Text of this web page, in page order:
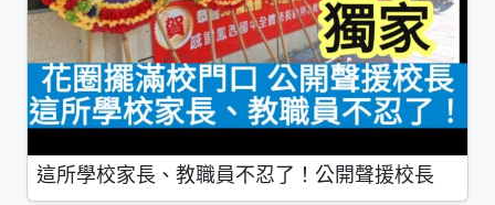
這所學校家長、教職員不忍了！公開聲援校長